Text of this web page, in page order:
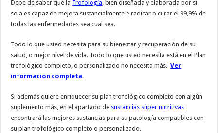
Debe de saber que la Trofología, bien diseñada y elaborada por si
sola es capaz de mejora sustancialmente e radicar o curar el 99,9% de
todas las enfermedades sea cual sea.
Todo lo que usted necesita para su bienestar y recuperación de su
salud, o mejor nivel de vida. Todo lo que usted necesita está en el Plan
trofológico completo, o personalizado no necesita más.Ver
información completa.
Si además quiere enriquecer su plan trofológico completo con algún
suplemento más, en el apartado de sustancias súper nutritivas
encontrará las mejores sustancias para su patología compatibles con
su plan trofológico completo o personalizado.